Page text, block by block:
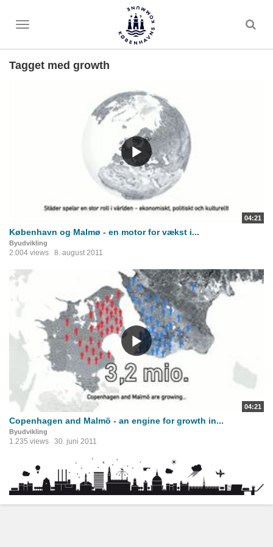
Toggle
Tagget med growth
04:21
København og Malmø - en motor for vækst i...
Byudvikling
2.004 views 8. august 2011
04:21
Copenhagen and Malmö - an engine for growth in...
Byudvikling
1.235 views 30. juni 2011